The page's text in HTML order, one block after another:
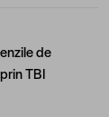
de
TBI